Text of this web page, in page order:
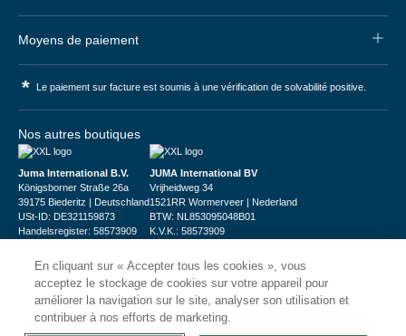
Moyens de paiement
* Le paiement sur facture est soumis à une vérification de solvabilité positive.
Nos autres boutiques
Juma International B.V.
Königsborner Straße 26a
39175 Biederitz | Deutschland
USt-ID: DE321159873
Handelsregister: 58573909
JUMA International BV
Vrijheidweg 34
1521RR Wormerveer | Nederland
BTW: NL853095048B01
K.V.K.: 58573909
En cliquant sur « Accepter tous les cookies », vous
acceptez le stockage de cookies sur votre appareil pour
améliorer la navigation sur le site, analyser son utilisation et
contribuer à nos efforts de marketing.